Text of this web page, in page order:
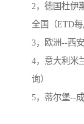
2，德国杜伊
全国（ETD每
3，欧洲--西
4，意大利米
询）
5，蒂尔堡--